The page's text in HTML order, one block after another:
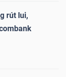
rút lui,